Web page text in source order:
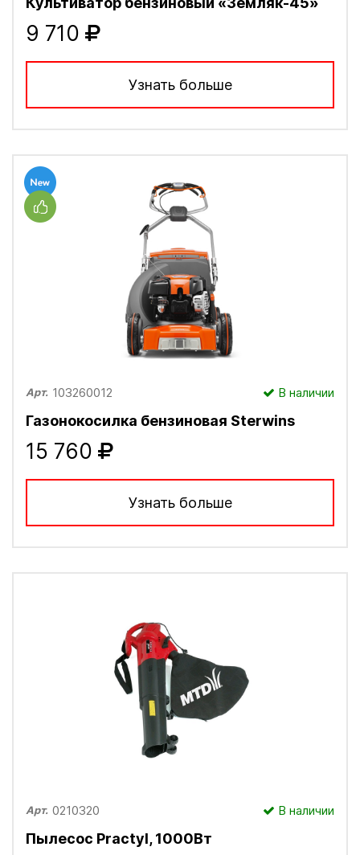
9 710
Узнать больше
Арт. 103260012 В наличии
Газонокосилка бензиновая Sterwins
15 760
Узнать больше
Арт. 0210320 В наличии
Пылесос Practyl, 1000Вт